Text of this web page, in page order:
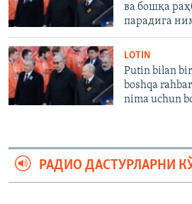
ва бошқа
парадига
LOTIN
Putin bilan
boshqa
nima uchun
РАДИО ДАСТУРЛАРНИ